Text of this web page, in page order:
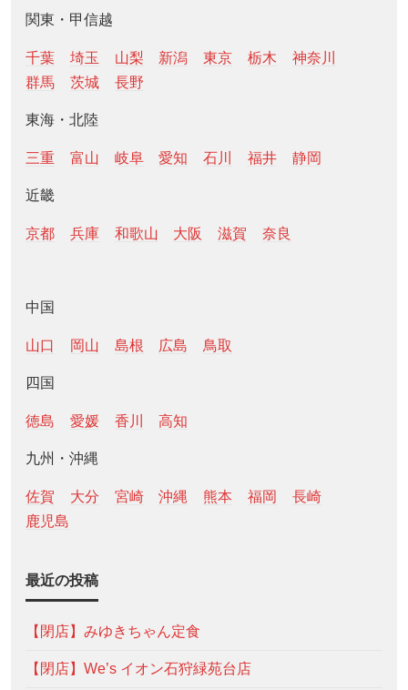
関東・甲信越
千葉 埼玉 山梨 新潟 東京 栃木
神奈川
群馬
茨城 長野
東海・北陸
三重 富山 岐阜 愛知 石川 福井 静岡
近畿
京都 兵庫 和歌山 大阪 滋賀 奈良
中国
山口 岡山 島根 広島 鳥取
四国
徳島 愛媛 香川 高知
九州・沖縄
佐賀 大分 宮崎 沖縄 熊本 福岡
長崎
鹿児島
最近の投稿
【閉店】みゆきちゃん定食
【閉店】We’s イオン石狩緑苑台店